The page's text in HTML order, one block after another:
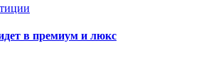
в премиум и люкс